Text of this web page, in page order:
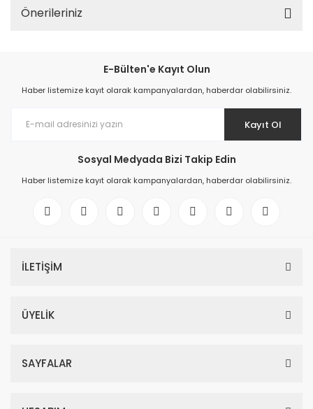
Önerileriniz
E-Bülten'e Kayıt Olun
Haber listemize kayıt olarak kampanyalardan, haberdar olabilirsiniz.
Kayıt Ol
Sosyal Medyada Bizi Takip Edin
Haber listemize kayıt olarak kampanyalardan, haberdar olabilirsiniz.
İLETİŞİM
ÜYELİK
SAYFALAR